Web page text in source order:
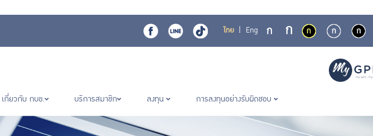
ไทย Eng
เกี่ยวกับ กบข. บริการสมาชิก ลงทุน การลงทุนอย่างรับผิดชอบ